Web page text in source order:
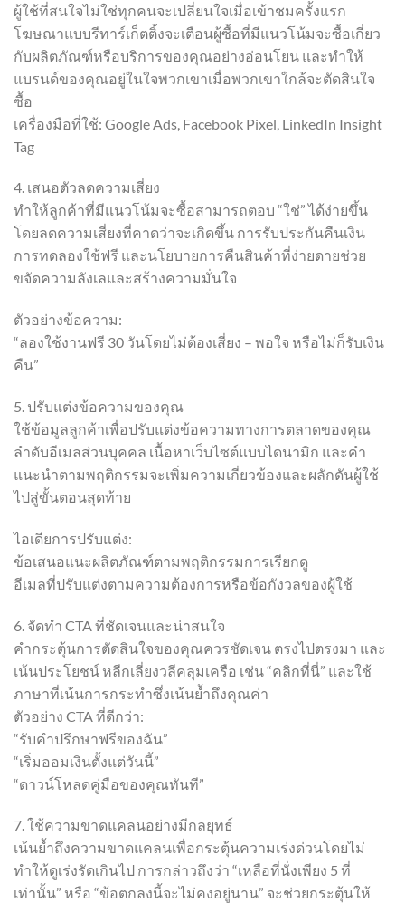
ผู้ใช้ที่สนใจไม่ใช่ทุกคนจะเปลี่ยนใจเมื่อเข้าชมครั้งแรก
โฆษณาแบบรีทาร์เก็ตติ้งจะเตือนผู้ซื้อที่มีแนวโน้มจะซื้อเกี่ยว
กับผลิตภัณฑ์หรือบริการของคุณอย่างอ่อนโยน และทำให้
แบรนด์ของคุณอยู่ในใจพวกเขาเมื่อพวกเขาใกล้จะตัดสินใจ
ซื้อ
เครื่องมือที่ใช้: Google Ads, Facebook Pixel, LinkedIn Insight
Tag
4. เสนอตัวลดความเสี่ยง
ทำให้ลูกค้าที่มีแนวโน้มจะซื้อสามารถตอบ “ใช่” ได้ง่ายขึ้น
โดยลดความเสี่ยงที่คาดว่าจะเกิดขึ้น การรับประกันคืนเงิน
การทดลองใช้ฟรี และนโยบายการคืนสินค้าที่ง่ายดายช่วย
ขจัดความลังเลและสร้างความมั่นใจ
ตัวอย่างข้อความ:
“ลองใช้งานฟรี 30 วันโดยไม่ต้องเสี่ยง – พอใจ หรือไม่ก็รับเงิน
คืน”
5. ปรับแต่งข้อความของคุณ
ใช้ข้อมูลลูกค้าเพื่อปรับแต่งข้อความทางการตลาดของคุณ
ลำดับอีเมลส่วนบุคคล เนื้อหาเว็บไซต์แบบไดนามิก และคำ
แนะนำตามพฤติกรรมจะเพิ่มความเกี่ยวข้องและผลักดันผู้ใช้
ไปสู่ขั้นตอนสุดท้าย
ไอเดียการปรับแต่ง:
ข้อเสนอแนะผลิตภัณฑ์ตามพฤติกรรมการเรียกดู
อีเมลที่ปรับแต่งตามความต้องการหรือข้อกังวลของผู้ใช้
6. จัดทำ CTA ที่ชัดเจนและน่าสนใจ
คำกระตุ้นการตัดสินใจของคุณควรชัดเจน ตรงไปตรงมา และ
เน้นประโยชน์ หลีกเลี่ยงวลีคลุมเครือ เช่น “คลิกที่นี่” และใช้
ภาษาที่เน้นการกระทำซึ่งเน้นย้ำถึงคุณค่า
ตัวอย่าง CTA ที่ดีกว่า:
“รับคำปรึกษาฟรีของฉัน”
“เริ่มออมเงินตั้งแต่วันนี้”
“ดาวน์โหลดคู่มือของคุณทันที”
7. ใช้ความขาดแคลนอย่างมีกลยุทธ์
เน้นย้ำถึงความขาดแคลนเพื่อกระตุ้นความเร่งด่วนโดยไม่
ทำให้ดูเร่งรัดเกินไป การกล่าวถึงว่า “เหลือที่นั่งเพียง 5 ที่
เท่านั้น” หรือ “ข้อตกลงนี้จะไม่คงอยู่นาน” จะช่วยกระตุ้นให้